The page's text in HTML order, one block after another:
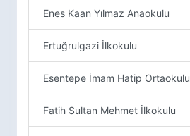
Enes Kaan Yılmaz Anaokulu
Ertuğrulgazi İlkokulu
Esentepe İmam Hatip Ortaokulu
Fatih Sultan Mehmet İlkokulu